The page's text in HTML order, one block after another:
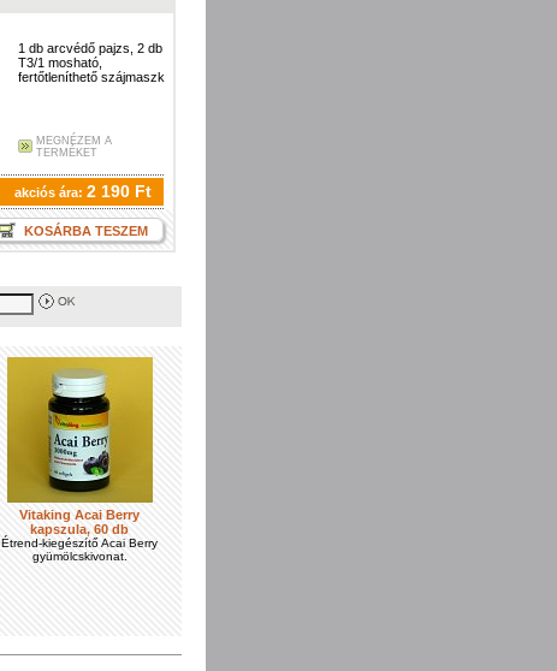
1 db arcvédő pajzs, 2 db
T3/1 mosható,
fertőtleníthető szájmaszk
MEGNÉZEM A
TERMÉKET
akciós ára: 2 190 Ft
KOSÁRBA TESZEM
Vitaking Acai Berry
kapszula, 60 db
Étrend-kiegészítő Acai Berry
gyümölcskivonat.